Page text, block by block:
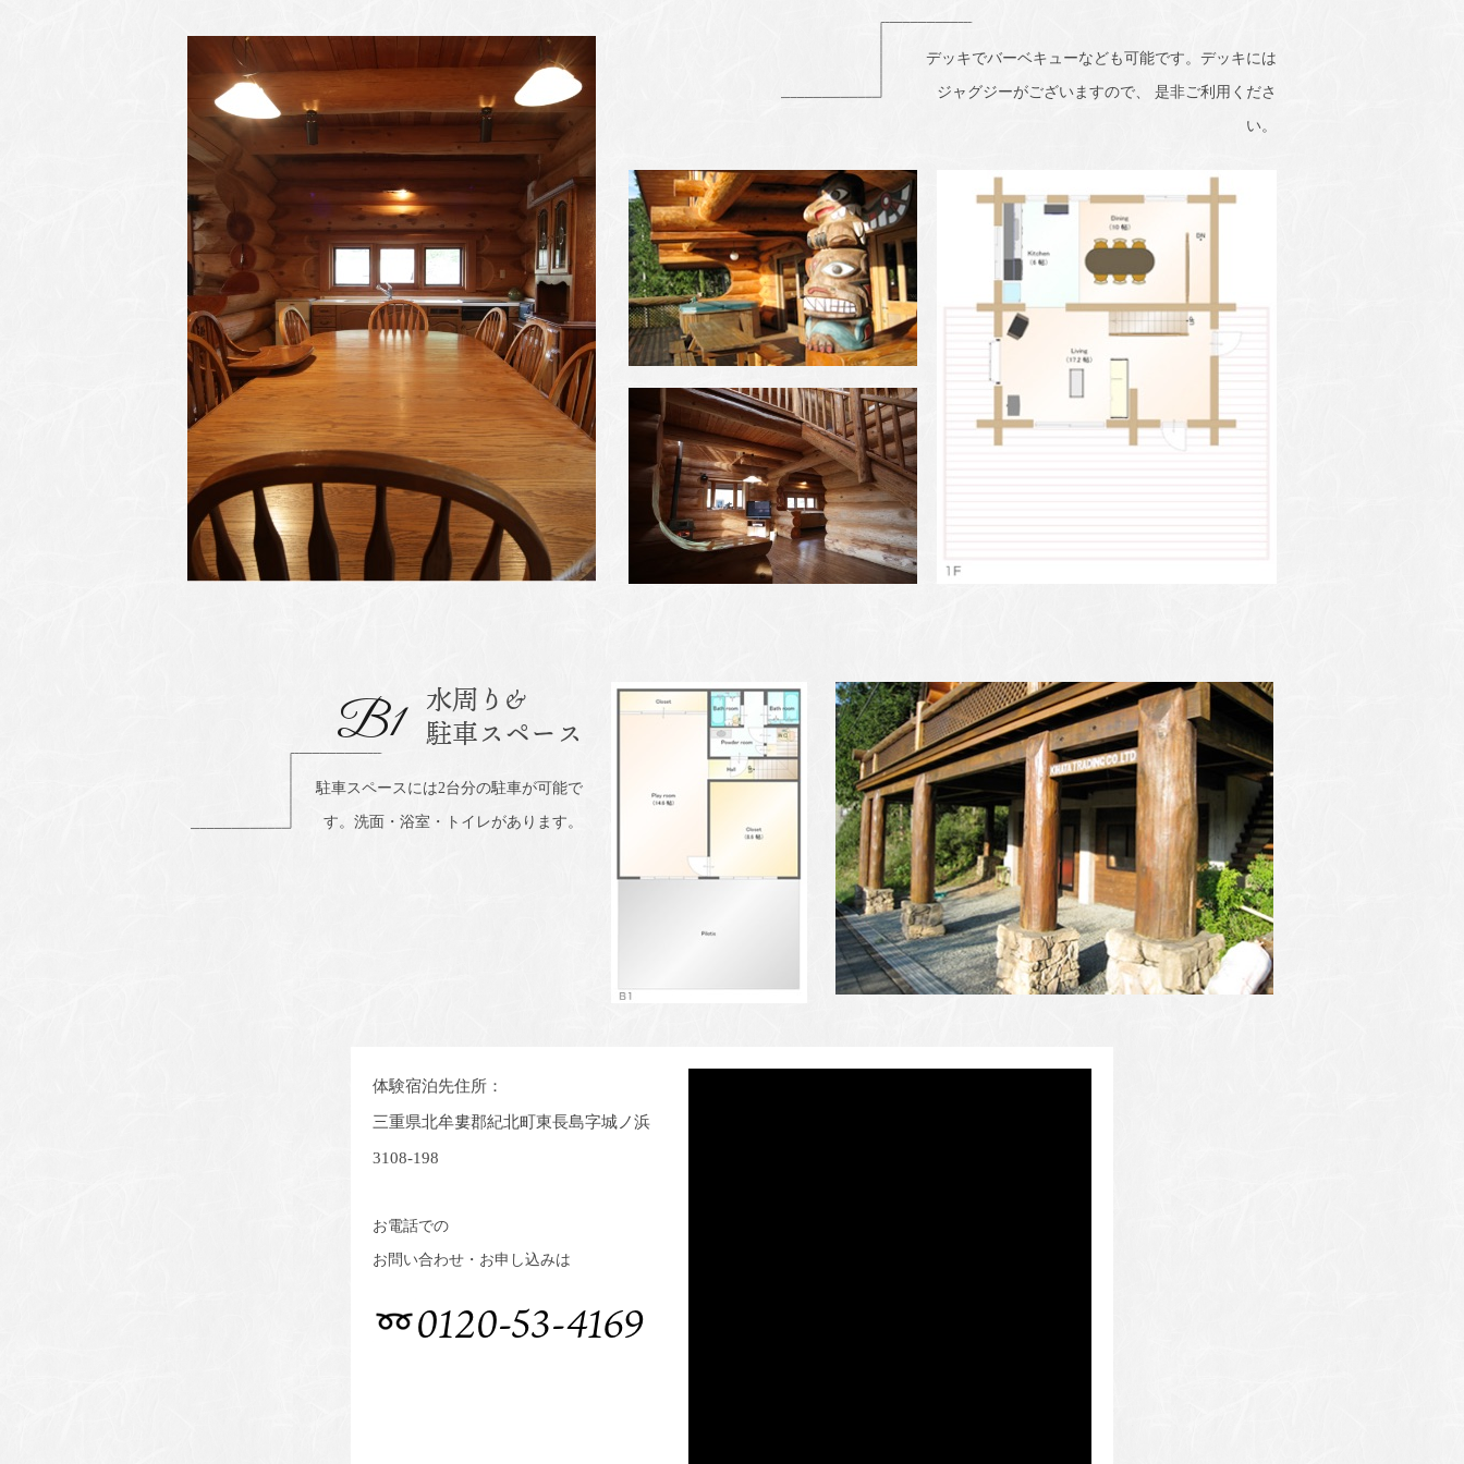
デッキでバーベキューなども可能です。デッキには
ジャグジーがございますので、 是非ご利用くださ
い。
B1 水周り&
駐車スペース
駐車スペースには2台分の駐車が可能で
す。洗面・浴室・トイレがあります。
体験宿泊先住所：
三重県北牟婁郡紀北町東長島字城ノ浜
3108-198
お電話での
お問い合わせ・お申し込みは
0120-53-4169